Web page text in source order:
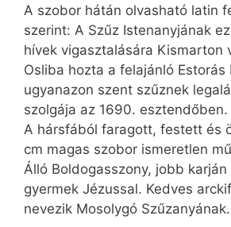
A szobor hátán olvasható latin
szerint: A Szűz Istenanyjának
hívek vigasztalására Kismarton
Osliba hozta a felajánló Estorás
ugyanazon szent szűznek
szolgája az 1690. esztendőben.
A hársfából faragott, festett és
cm magas szobor ismeretlen
Álló Boldogasszony, jobb
gyermek Jézussal. Kedves
nevezik Mosolygó Szűzanyának.